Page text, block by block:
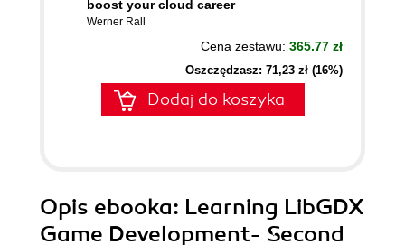
boost your cloud career
Werner Rall
Cena zestawu: 365.77 zł
Oszczędzasz: 71,23 zł (16%)
Dodaj do koszyka
Opis ebooka: Learning LibGDX
Game Development- Second